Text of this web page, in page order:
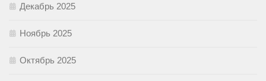
Декабрь 2025
Ноябрь 2025
Октябрь 2025